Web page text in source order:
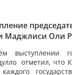
Оли
гражданина
Махмадали
выступлении
отметил, что